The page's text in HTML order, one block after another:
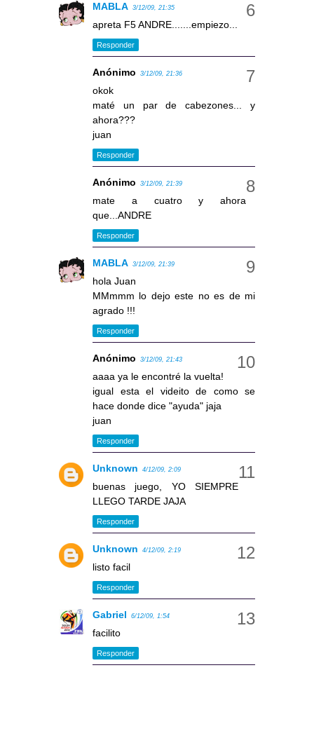
MABLA 3/12/09, 21:35
apreta F5 ANDRE.......empiezo...
Responder
Anónimo 3/12/09, 21:36
okok
maté un par de cabezones... y
ahora???
juan
Responder
Anónimo 3/12/09, 21:39
mate a cuatro y ahora
que...ANDRE
Responder
MABLA 3/12/09, 21:39
hola Juan
MMmmm lo dejo este no es de mi
agrado !!!
Responder
Anónimo 3/12/09, 21:43
aaaa ya le encontré la vuelta!
igual esta el videito de como se
hace donde dice "ayuda" jaja
juan
Responder
Unknown 4/12/09, 2:09
buenas juego, YO SIEMPRE
LLEGO TARDE JAJA
Responder
Unknown 4/12/09, 2:19
listo facil
Responder
Gabriel 6/12/09, 1:54
facilito
Responder